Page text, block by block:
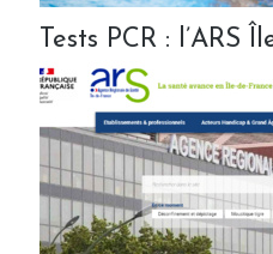
Tests PCR : l’ARS